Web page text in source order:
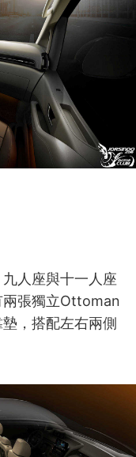
人座與十一人座
兩張獨立Ottoman
，搭配左右兩側